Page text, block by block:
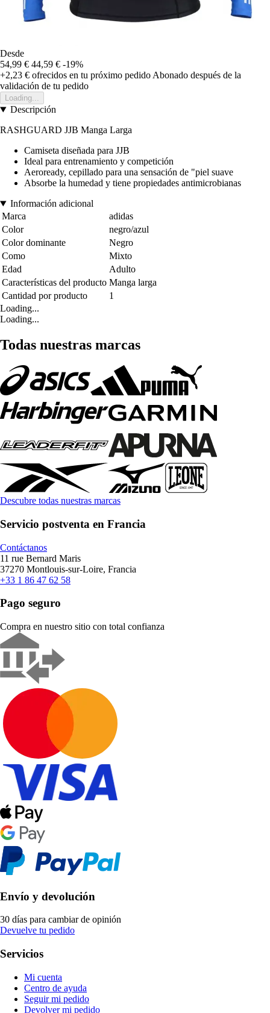
Desde
54,99 € 44,59 € -19%
+2,23 € ofrecidos en tu próximo pedido Abonado después de la
validación de tu pedido
Loading...
Descripción
RASHGUARD JJB Manga Larga
Camiseta diseñada para JJB
Ideal para entrenamiento y competición
Aeroready, cepillado para una sensación de "piel suave
Absorbe la humedad y tiene propiedades antimicrobianas
Información adicional
Marca
adidas
Color
negro/azul
Color dominante
Negro
Como
Mixto
Edad
Adulto
Características del producto Manga larga
Cantidad por producto
1
Loading...
Loading...
Todas nuestras marcas
Descubre todas nuestras marcas
Servicio postventa en Francia
Contáctanos
11 rue Bernard Maris
37270 Montlouis-sur-Loire, Francia
+33 1 86 47 62 58
Pago seguro
Compra en nuestro sitio con total confianza
Envío y devolución
30 días para cambiar de opinión
Devuelve tu pedido
Servicios
Mi cuenta
Centro de ayuda
Seguir mi pedido
Devolver mi pedido